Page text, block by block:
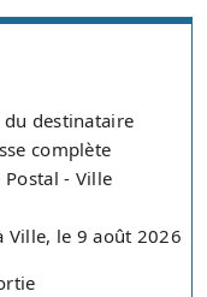
du destinataire
complète
Postal - Ville
Ville, le 9 août 2026